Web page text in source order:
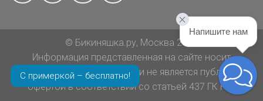
С примеркой – бесплатно!
© Бикиняшка.ру, Москва 2026
Информация представленная на сайте носит
ознакомительный характер и не является публичной
офертой в соответствии со статьей 437 ГК РФ.
Напишите нам